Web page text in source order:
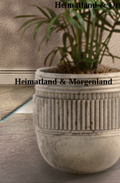
Heimatland
Heimatland & Morgenland